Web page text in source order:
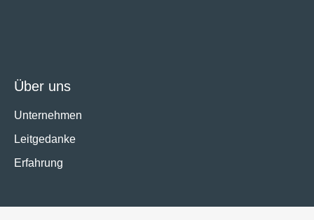
Über uns
Unternehmen
Leitgedanke
Erfahrung